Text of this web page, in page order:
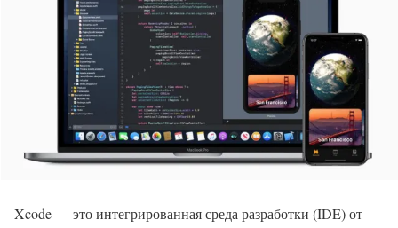
Xcode — это интегрированная среда разработки (IDE) от